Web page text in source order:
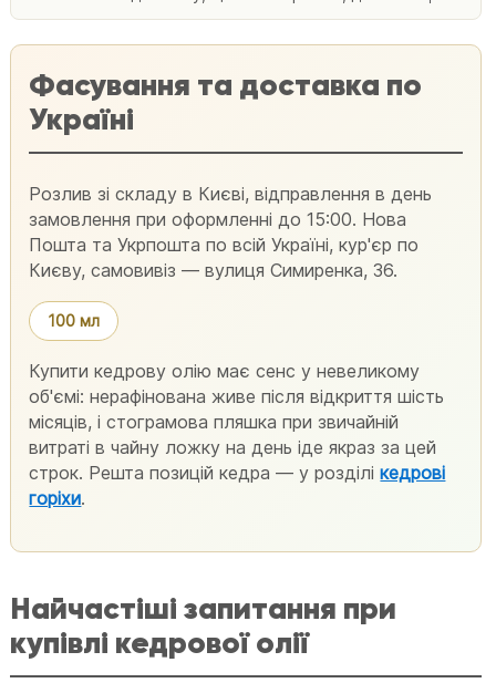
Фасування та доставка по
Україні
Розлив зі складу в Києві, відправлення в день
замовлення при оформленні до 15:00. Нова
Пошта та Укрпошта по всій Україні, кур'єр по
Києву, самовивіз — вулиця Симиренка, 36.
100 мл
Купити кедрову олію має сенс у невеликому
об'ємі: нерафінована живе після відкриття шість
місяців, і стограмова пляшка при звичайній
витраті в чайну ложку на день іде якраз за цей
строк. Решта позицій кедра — у розділікедрові
горіхи.
Найчастіші запитання при
купівлі кедрової олії